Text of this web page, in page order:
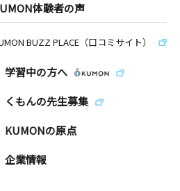
体験者の声
BUZZ PLACE（口コミサイト）
学習中の方へ
くもんの先生募集
KUMONの原点
企業情報